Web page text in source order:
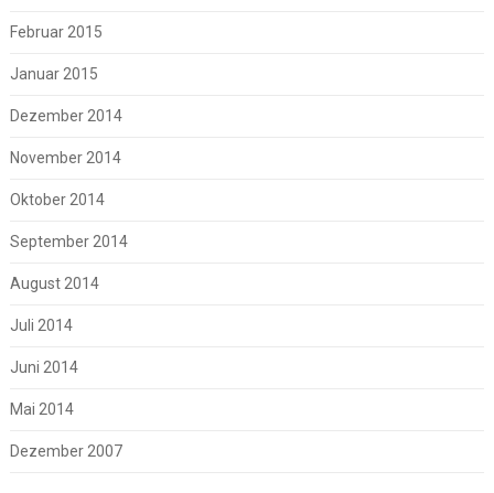
Februar 2015
Januar 2015
Dezember 2014
November 2014
Oktober 2014
September 2014
August 2014
Juli 2014
Juni 2014
Mai 2014
Dezember 2007